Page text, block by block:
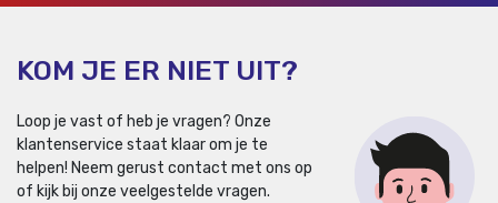
KOM JE ER NIET UIT?
Loop je vast of heb je vragen? Onze
klantenservice staat klaar om je te
helpen! Neem gerust contact met ons op
of kijk bij onze veelgestelde vragen.